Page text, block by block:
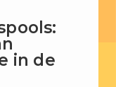
in de